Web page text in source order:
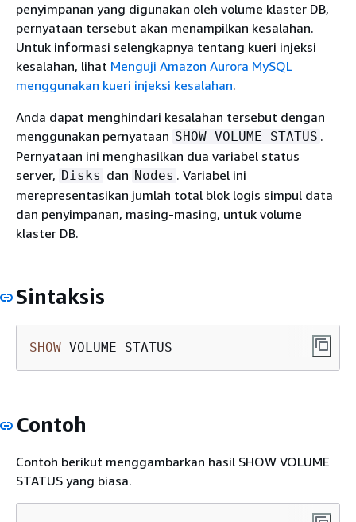
penyimpanan yang digunakan oleh volume klaster DB,
pernyataan tersebut akan menampilkan kesalahan.
Untuk informasi selengkapnya tentang kueri injeksi
kesalahan, lihat Menguji Amazon Aurora MySQL
menggunakan kueri injeksi kesalahan.
Anda dapat menghindari kesalahan tersebut dengan
menggunakan pernyataan SHOW VOLUME STATUS .
Pernyataan ini menghasilkan dua variabel status
server, Disks dan Nodes . Variabel ini
merepresentasikan jumlah total blok logis simpul data
dan penyimpanan, masing-masing, untuk volume
klaster DB.
Sintaksis
SHOW VOLUME STATUS
Contoh
Contoh berikut menggambarkan hasil SHOW VOLUME
STATUS yang biasa.